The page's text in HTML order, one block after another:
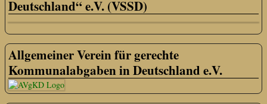
Deutschland“ e.V. (VSSD)
Allgemeiner Verein für gerechte
Kommunalabgaben in Deutschland e.V.